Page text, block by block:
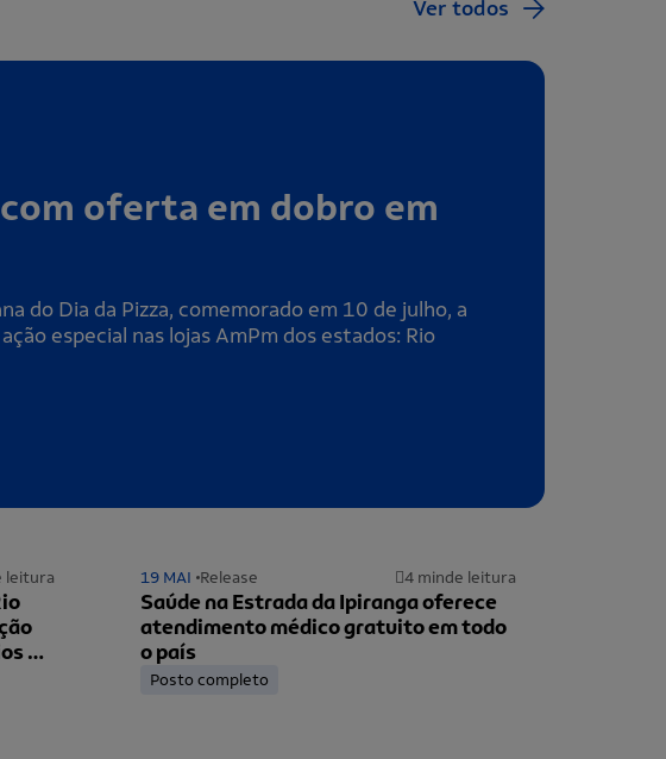
Ver todos
oferta em dobro em
do Dia da Pizza, comemorado em 10 de julho, a
especial nas lojas AmPm dos estados: Rio
leitura
e
19 MAI Release 4 minde leitura
Saúde na Estrada da Ipiranga oferece
atendimento médico gratuito em todo
o país
Posto completo